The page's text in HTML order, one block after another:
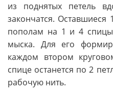
из поднятых петель
закончатся. Оставшиеся
пополам на 1 и 4
мыска. Для его
каждом втором
спице останется по 2
рабочую нить.